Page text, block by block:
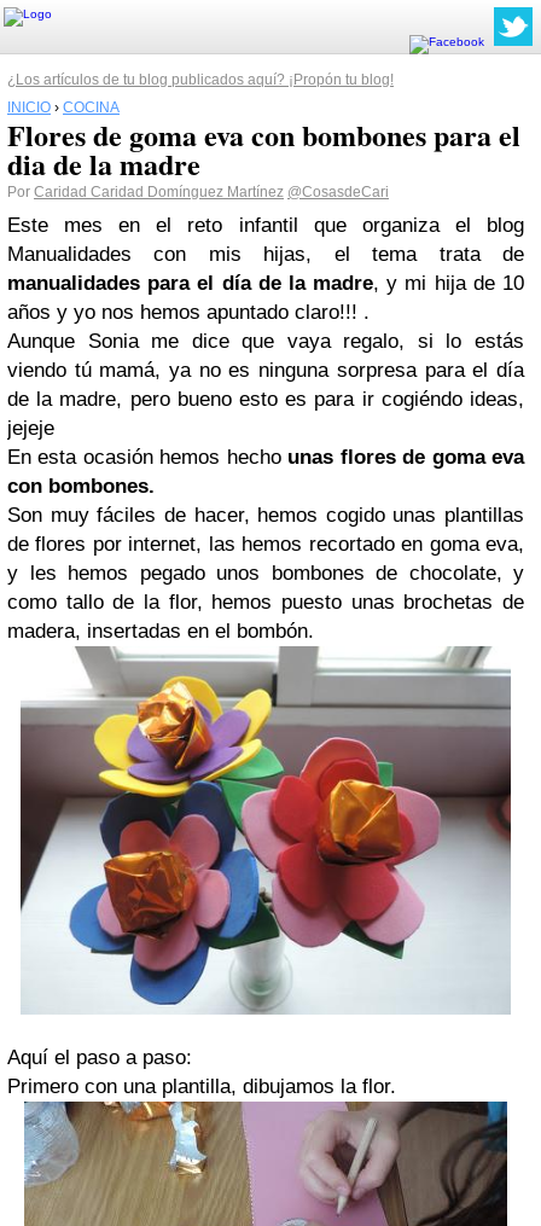
¿Los artículos de tu blog publicados aquí? ¡Propón tu blog!
INICIO › COCINA
Flores de goma eva con bombones para el
dia de la madre
Por Caridad Caridad Domínguez Martínez @CosasdeCari
Este mes en el reto infantil que organiza el blog
Manualidades con mis hijas, el tema trata de
manualidades para el día de la madre, y mi hija de 10
años y yo nos hemos apuntado claro!!! .
Aunque Sonia me dice que vaya regalo, si lo estás
viendo tú mamá, ya no es ninguna sorpresa para el día
de la madre, pero bueno esto es para ir cogiéndo ideas,
jejeje
En esta ocasión hemos hecho unas flores de goma eva
con bombones.
Son muy fáciles de hacer, hemos cogido unas plantillas
de flores por internet, las hemos recortado en goma eva,
y les hemos pegado unos bombones de chocolate, y
como tallo de la flor, hemos puesto unas brochetas de
madera, insertadas en el bombón.
Aquí el paso a paso:
Primero con una plantilla, dibujamos la flor.